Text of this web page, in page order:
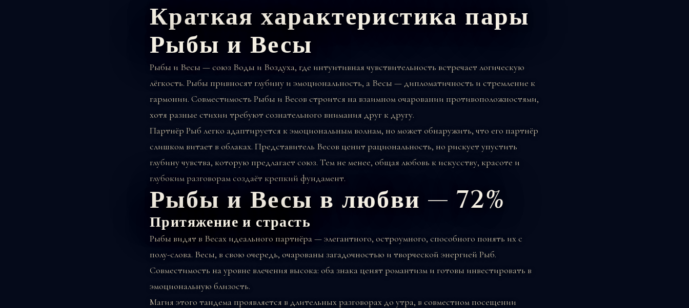
Краткая характеристика пары
Рыбы и Весы
Рыбы и Весы — союз Воды и Воздуха, где интуитивная чувствительность встречает логическую
лёгкость. Рыбы привносят глубину и эмоциональность, а Весы — дипломатичность и стремление к
гармонии. Совместимость Рыбы и Весов строится на взаимном очаровании противоположностями,
хотя разные стихии требуют сознательного внимания друг к другу.
Партнёр Рыб легко адаптируется к эмоциональным волнам, но может обнаружить, что его партнёр
слишком витает в облаках. Представитель Весов ценит рациональность, но рискует упустить
глубину чувства, которую предлагает союз. Тем не менее, общая любовь к искусству, красоте и
глубоким разговорам создаёт крепкий фундамент.
Рыбы и Весы в любви — 72%
Притяжение и страсть
Рыбы видят в Весах идеального партнёра — элегантного, остроумного, способного понять их с
полу-слова. Весы, в свою очередь, очарованы загадочностью и творческой энергией Рыб.
Совместимость на уровне влечения высока: оба знака ценят романтизм и готовы инвестировать в
эмоциональную близость.
Магия этого тандема проявляется в длительных разговорах до утра, в совместном посещении